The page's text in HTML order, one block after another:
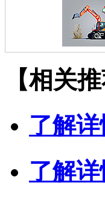
【相关推
了解
了解详